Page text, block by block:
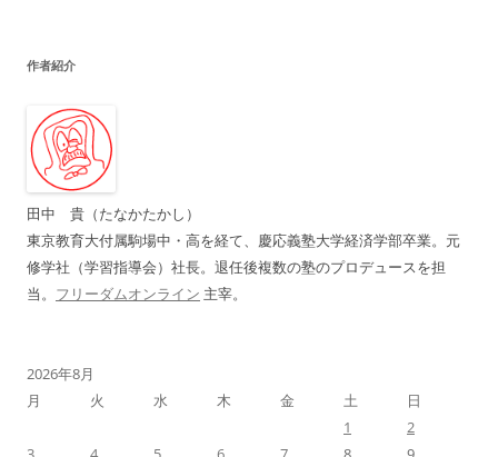
ゲ
シ
ョ
ン
作者紹介
田中 貴（たなかたかし）
東京教育大付属駒場中・高を経て、慶応義塾大学経済学部卒業。元
修学社（学習指導会）社長。退任後複数の塾のプロデュースを担
当。 フリーダムオンライン 主宰。
2026年8月
月
火 水 木 金 土
日
1
2